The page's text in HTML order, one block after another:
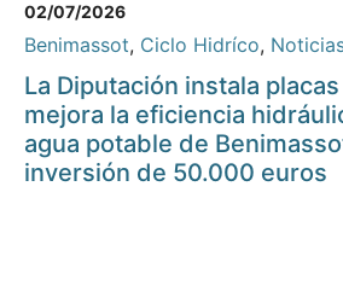
02/07/2026
Benimassot, Ciclo Hidríco,
La Diputación instala
mejora la eficiencia
agua potable de
inversión de 50.000 euros